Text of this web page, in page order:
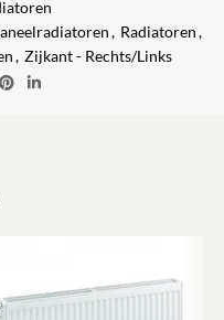
, Radiatoren,
, Zijkant - Rechts/Links